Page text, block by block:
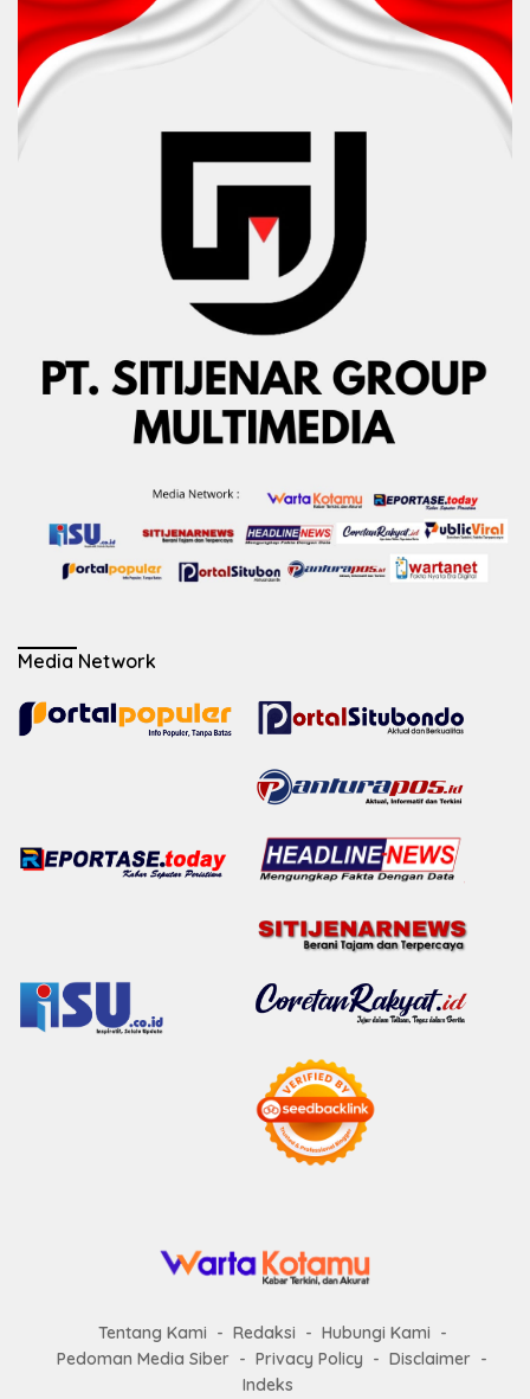
Media Network
Tentang Kami Redaksi
Hubungi Kami
Pedoman Media Siber
Privacy Policy
Disclaimer
Indeks